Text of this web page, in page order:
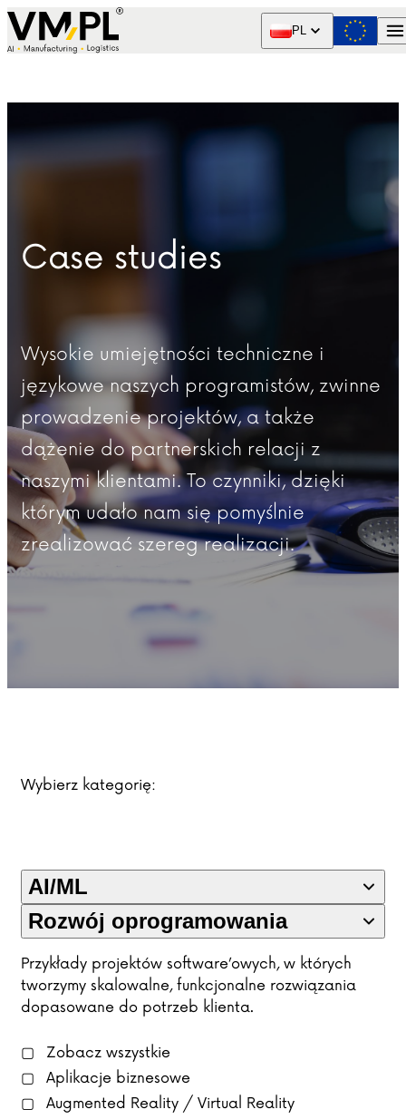
Skip to content
PL
Case studies
Wysokie umiejętności techniczne i
językowe naszych programistów, zwinne
prowadzenie projektów, a także
dążenie do partnerskich relacji z
naszymi klientami. To czynniki, dzięki
którym udało nam się pomyślnie
zrealizować szereg realizacji.
Wybierz kategorię:
AI/ML
Rozwój oprogramowania
Przykłady projektów software’owych, w których
tworzymy skalowalne, funkcjonalne rozwiązania
dopasowane do potrzeb klienta.
Zobacz wszystkie
Aplikacje biznesowe
Augmented Reality / Virtual Reality